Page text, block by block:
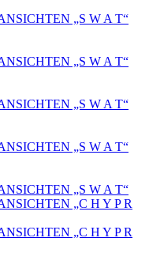
„S W A T“
„S W A T“
„S W A T“
„S W A T“
„S W A T“
„C H Y P R
„C H Y P R